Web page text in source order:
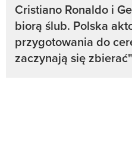
Cristiano Ronaldo i
biorą ślub. Polska
przygotowania do
zaczynają się zbierać"